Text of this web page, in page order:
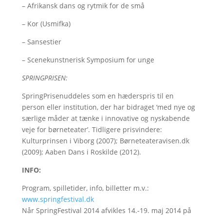
– Afrikansk dans og rytmik for de små
– Kor (Usmifka)
– Sansestier
– Scenekunstnerisk Symposium for unge
SPRINGPRISEN:
SpringPrisenuddeles som en hæderspris til en
person eller institution, der har bidraget ‘med nye og
særlige måder at tænke i innovative og nyskabende
veje for børneteater’. Tidligere prisvindere:
Kulturprinsen i Viborg (2007); Børneteateravisen.dk
(2009); Aaben Dans i Roskilde (2012).
INFO:
Program, spilletider, info, billetter m.v.:
www.springfestival.dk
Når SpringFestival 2014 afvikles 14.-19. maj 2014 på